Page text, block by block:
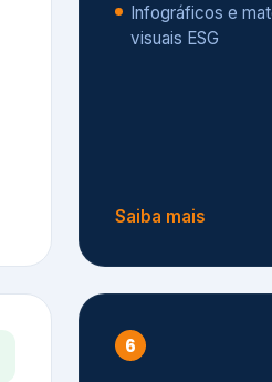
Infográficos e
visuais ESG
Saiba mais
6